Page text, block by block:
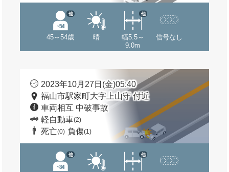
45～54歳
他
晴
幅5.5～
9.0m
他
信号なし
2023年10月27日(金)05:40
福山市駅家町大字上山守 付近
車両相互 中破事故
軽自動車(2)
死亡(0) 負傷(1)
他 他